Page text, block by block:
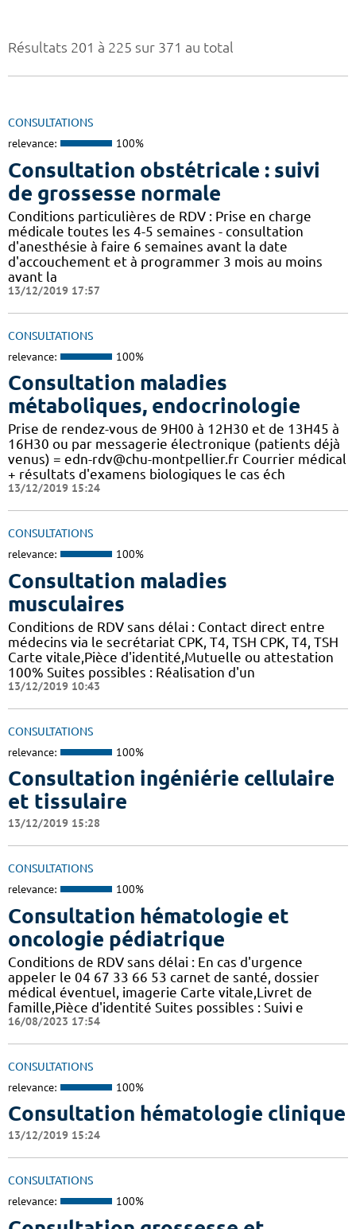
Résultats 201 à 225 sur 371 au total
CONSULTATIONS
relevance: 100%
Consultation obstétricale : suivi
de grossesse normale
Conditions particulières de RDV : Prise en charge
médicale toutes les 4-5 semaines - consultation
d'anesthésie à faire 6 semaines avant la date
d'accouchement et à programmer 3 mois au moins
avant la
13/12/2019 17:57
CONSULTATIONS
relevance: 100%
Consultation maladies
métaboliques, endocrinologie
Prise de rendez-vous de 9H00 à 12H30 et de 13H45 à
16H30 ou par messagerie électronique (patients déjà
venus) = edn-rdv@chu-montpellier.fr Courrier médical
+ résultats d'examens biologiques le cas éch
13/12/2019 15:24
CONSULTATIONS
relevance: 100%
Consultation maladies
musculaires
Conditions de RDV sans délai : Contact direct entre
médecins via le secrétariat CPK, T4, TSH CPK, T4, TSH
Carte vitale,Pièce d'identité,Mutuelle ou attestation
100% Suites possibles : Réalisation d'un
13/12/2019 10:43
CONSULTATIONS
relevance: 100%
Consultation ingéniérie cellulaire
et tissulaire
13/12/2019 15:28
CONSULTATIONS
relevance: 100%
Consultation hématologie et
oncologie pédiatrique
Conditions de RDV sans délai : En cas d'urgence
appeler le 04 67 33 66 53 carnet de santé, dossier
médical éventuel, imagerie Carte vitale,Livret de
famille,Pièce d'identité Suites possibles : Suivi e
16/08/2023 17:54
CONSULTATIONS
relevance: 100%
Consultation hématologie clinique
13/12/2019 15:24
CONSULTATIONS
relevance: 100%